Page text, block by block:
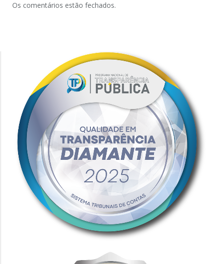
Os comentários estão fechados.